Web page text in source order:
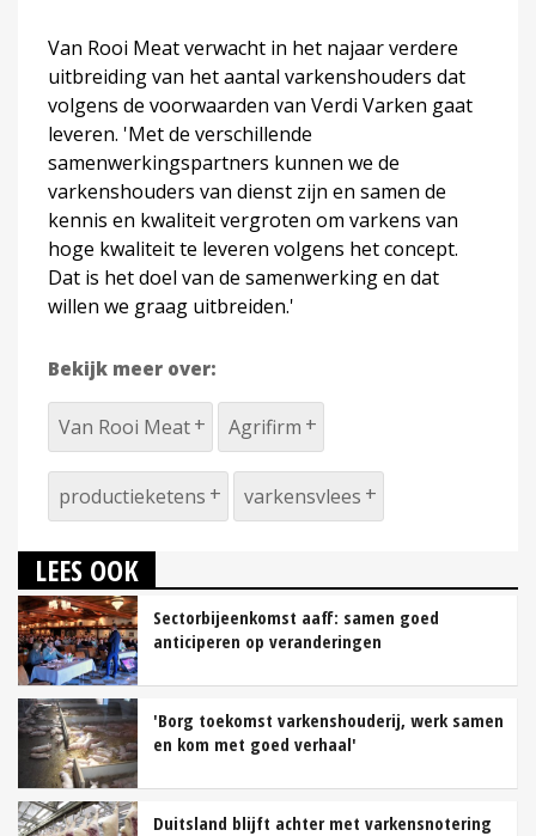
Van Rooi Meat verwacht in het najaar verdere
uitbreiding van het aantal varkenshouders dat
volgens de voorwaarden van Verdi Varken gaat
leveren. 'Met de verschillende
samenwerkingspartners kunnen we de
varkenshouders van dienst zijn en samen de
kennis en kwaliteit vergroten om varkens van
hoge kwaliteit te leveren volgens het concept.
Dat is het doel van de samenwerking en dat
willen we graag uitbreiden.'
Bekijk meer over:
Van Rooi Meat Agrifirm
productieketens varkensvlees
LEES OOK
Sectorbijeenkomst aaff: samen goed
anticiperen op veranderingen
'Borg toekomst varkenshouderij, werk samen
en kom met goed verhaal'
Duitsland blijft achter met varkensnotering